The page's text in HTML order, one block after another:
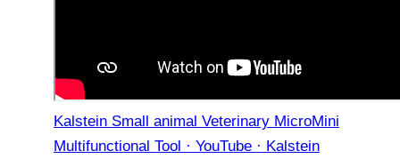
Kalstein Small animal Veterinary MicroMini
Multifunctional Tool · YouTube · Kalstein